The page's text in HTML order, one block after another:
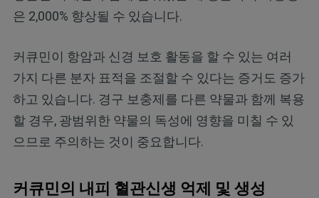
은 2,000% 향상될 수 있습니다.
커큐민이 항암과 신경 보호 활동을 할 수 있는 여러
가지 다른 분자 표적을 조절할 수 있다는 증거도 증가
하고 있습니다. 경구 보충제를 다른 약물과 함께 복용
할 경우, 광범위한 약물의 독성에 영향을 미칠 수 있
으므로 주의하는 것이 중요합니다.
커큐민의 내피 혈관신생 억제 및 생성